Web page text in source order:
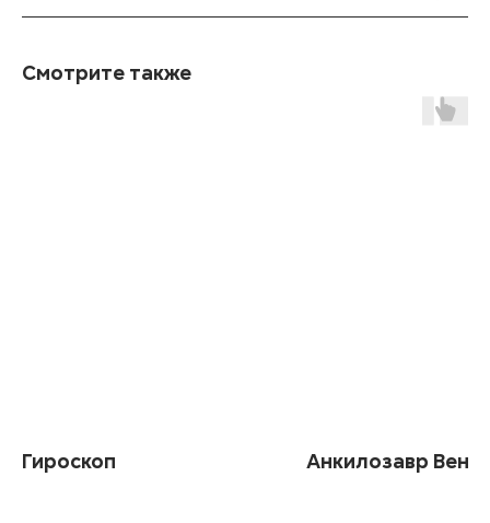
Смотрите также
Гироскоп Анкилозавр Веня